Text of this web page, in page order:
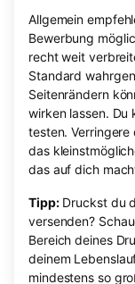
Allgemein
Bewerbung
recht weit
Standard
Seitenrändern
wirken lassen. Du
testen.
das
das auf dich
Tipp:Druckst du
versenden?
Bereich deines
deinem
mindestens so